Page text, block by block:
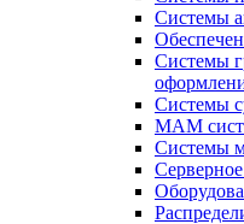
Системы
Системы
Системы
MAM
Системы